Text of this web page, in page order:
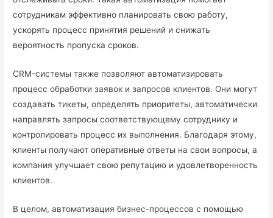
сотрудникам эффективно планировать свою работу,
ускорять процесс принятия решений и снижать
вероятность пропуска сроков.
CRM-системы также позволяют автоматизировать
процесс обработки заявок и запросов клиентов. Они могут
создавать тикеты, определять приоритеты, автоматически
направлять запросы соответствующему сотруднику и
контролировать процесс их выполнения. Благодаря этому,
клиенты получают оперативные ответы на свои вопросы, а
компания улучшает свою репутацию и удовлетворенность
клиентов.
В целом, автоматизация бизнес-процессов с помощью